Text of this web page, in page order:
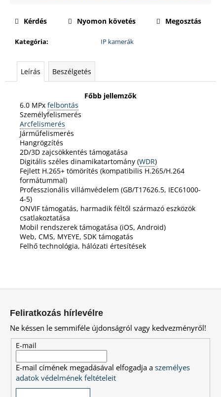
Kategória: IP kamerák
Kérdés Nyomon követés Megosztás
Leírás Beszélgetés
Főbb jellemzők
6.0 MPx felbontás
Személyfelismerés
Arcfelismerés
Járműfelismerés
Hangrögzítés
2D/3D zajcsökkentés támogatása
Digitális széles dinamikatartomány (WDR)
Fejlett H.265+ tömörítés (kompatibilis H.265/H.264
formátummal)
Professzionális villámvédelem (GB/T17626.5, IEC61000-
4-5)
ONVIF támogatás, harmadik féltől származó eszközök
csatlakoztatása
Mobil rendszerek támogatása (iOS, Android)
Web, CMS, MYEYE, SDK támogatás
Felhő technológia, hálózati értesítések
Feliratkozás hírlevélre
Ne késsen le semmiféle újdonságról vagy kedvezményről!
E-mail
E-mail címének megadásával elfogadja aszemélyes
adatok védelmének feltételeit